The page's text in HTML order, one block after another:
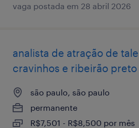
vaga postada em 28 abril 2026
analista de atração de
cravinhos e ribeirão preto
são paulo, são paulo
permanente
R$7,501 - R$8,500 por mês